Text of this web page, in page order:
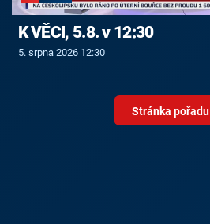
K VĚCI, 5.8. v 12:30
5. srpna 2026 12:30
Stránka pořadu